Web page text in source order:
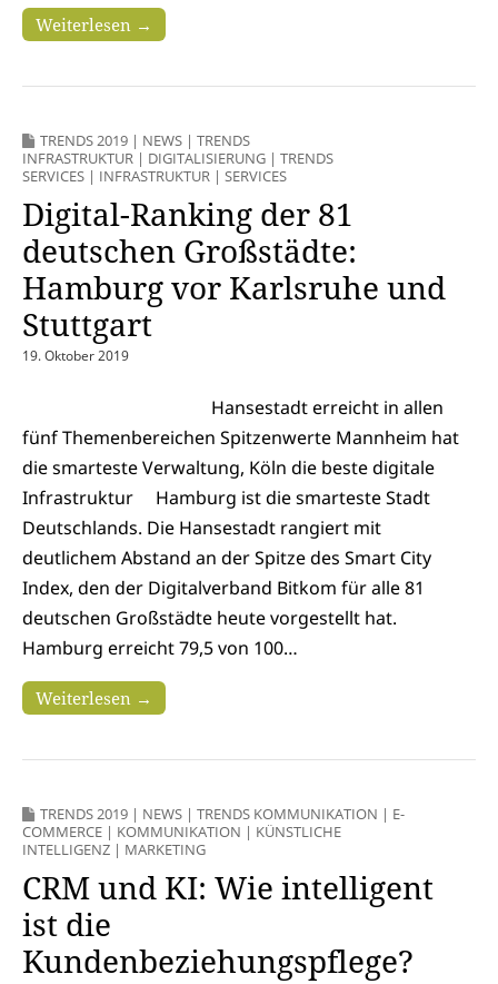
Weiterlesen →
TRENDS 2019 | NEWS | TRENDS
INFRASTRUKTUR | DIGITALISIERUNG | TRENDS
SERVICES | INFRASTRUKTUR | SERVICES
Digital-Ranking der 81
deutschen Großstädte:
Hamburg vor Karlsruhe und
Stuttgart
19. Oktober 2019
Hansestadt erreicht in allen
fünf Themenbereichen Spitzenwerte Mannheim hat
die smarteste Verwaltung, Köln die beste digitale
Infrastruktur Hamburg ist die smarteste Stadt
Deutschlands. Die Hansestadt rangiert mit
deutlichem Abstand an der Spitze des Smart City
Index, den der Digitalverband Bitkom für alle 81
deutschen Großstädte heute vorgestellt hat.
Hamburg erreicht 79,5 von 100…
Weiterlesen →
TRENDS 2019 | NEWS | TRENDS KOMMUNIKATION | E-
COMMERCE | KOMMUNIKATION | KÜNSTLICHE
INTELLIGENZ | MARKETING
CRM und KI: Wie intelligent
ist die
Kundenbeziehungspflege?